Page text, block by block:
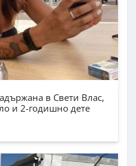
в Свети Влас,
и 2-годишно дете